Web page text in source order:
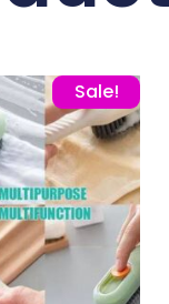
Sale!
Original price was: